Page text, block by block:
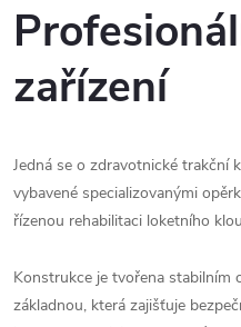
zařízení
Jedná se o zdravotnické trakční
vybavené specializovanými
řízenou rehabilitaci loketního
Konstrukce je tvořena stabilním
základnou, která zajišťuje